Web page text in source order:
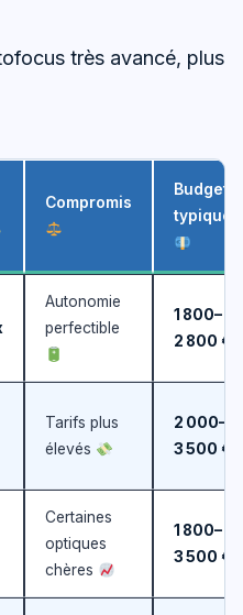
très avancé, plus
Compromis
Budget
typique
Autonomie
perfectible
1 800–
2 800 €
Tarifs plus
élevés
2 000–
3 500 €
Certaines
optiques
chères
1 800–
3 500 €